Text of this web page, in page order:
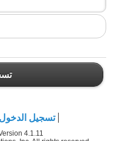
تسجيل الدخول
4.1.11